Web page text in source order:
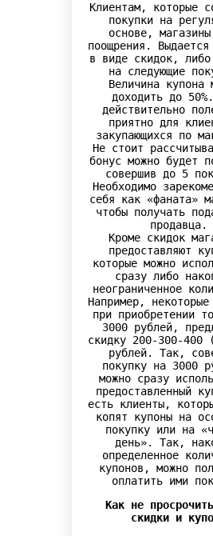
Клиентам, которые
покупки на
основе,
поощрения.
в виде скидок, либо
на следующие
Величина купона
доходить до
действительно
приятно для
закупающихся по
Не стоит
бонус можно будет
совершив до 5
Необходимо
себя как «фаната»
чтобы получать
продавца.
Кроме скидок
предоставляют
которые можно
сразу либо
неограниченное
Например, некоторые
при приобретении
3000 рублей,
скидку 200-300-400
рублей. Так,
покупку на 3000
можно сразу
предоставленный
есть клиенты,
копят купоны на
покупку или на
день». Так,
определенное
купонов, можно
оплатить ими
Как не
скидки и